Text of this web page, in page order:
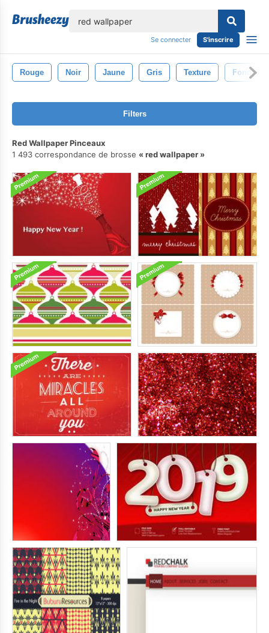
Se connecter S'inscrire
Rouge Noir Jaune Gris Texture Fond
Filters
Red Wallpaper Pinceaux
1 493 correspondance de brosse
red wallpaper